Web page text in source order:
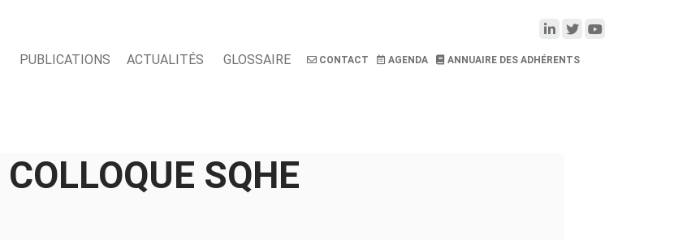
PUBLICATIONS ACTUALITÉS GLOSSAIRE CONTACT AGENDA ANNUAIRE DES ADHÉRENTS
COLLOQUE SQHE